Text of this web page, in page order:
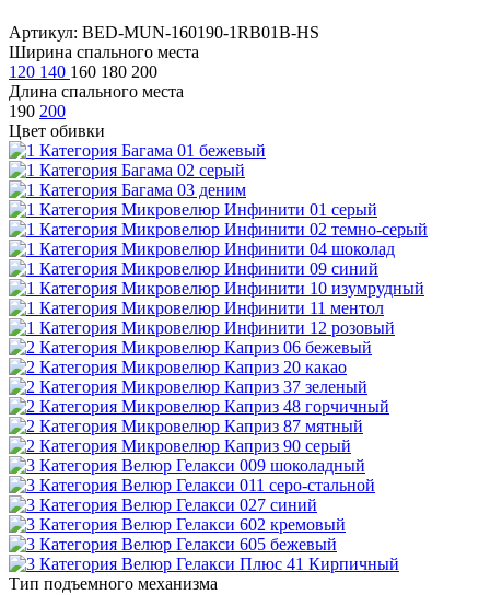
Артикул: BED-MUN-160190-1RB01B-HS
Ширина спального места
120 140 160 180 200
Длина спального места
190 200
Цвет обивки
Тип подъемного механизма